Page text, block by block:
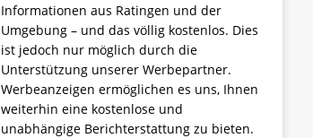
Informationen aus Ratingen und der
Umgebung – und das völlig kostenlos. Dies
ist jedoch nur möglich durch die
Unterstützung unserer Werbepartner.
Werbeanzeigen ermöglichen es uns, Ihnen
weiterhin eine kostenlose und
unabhängige Berichterstattung zu bieten.